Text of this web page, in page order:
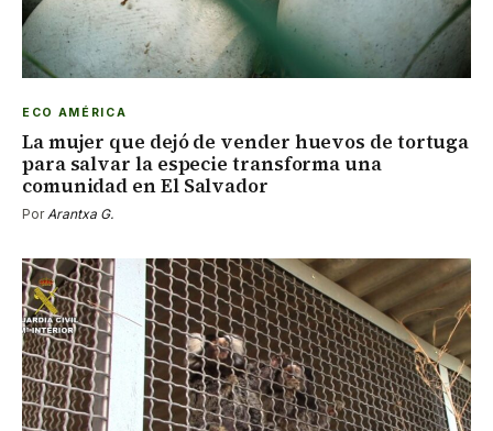
ECO AMÉRICA
La mujer que dejó de vender huevos de tortuga
para salvar la especie transforma una
comunidad en El Salvador
PorArantxa G.